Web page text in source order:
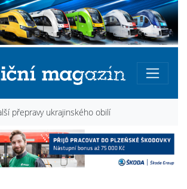
přepravy ukrajinského obilí